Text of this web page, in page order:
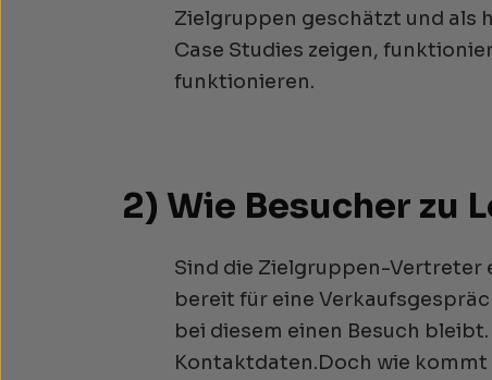
Zielgruppen geschätzt und als
Case Studies zeigen,
funktionieren.
2) Wie Besucher zu
Sind die Zielgruppen-Vertreter
bereit für eine
bei diesem einen Besuch
Kontaktdaten.Doch wie